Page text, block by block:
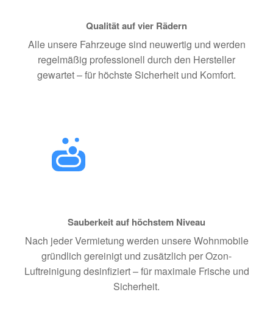
Qualität auf vier Rädern
Alle unsere Fahrzeuge sind neuwertig und werden
regelmäßig professionell durch den Hersteller
gewartet – für höchste Sicherheit und Komfort.
Sauberkeit auf höchstem Niveau
Nach jeder Vermietung werden unsere Wohnmobile
gründlich gereinigt und zusätzlich per Ozon-
Luftreinigung desinfiziert – für maximale Frische und
Sicherheit.